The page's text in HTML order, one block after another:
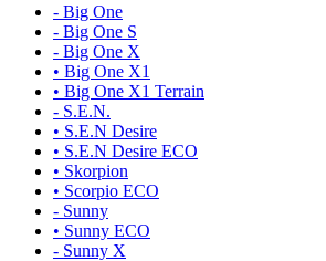
- Big One
- Big One S
- Big One X
• Big One X1
• Big One X1 Terrain
- S.E.N.
• S.E.N Desire
• S.E.N Desire ECO
• Skorpion
• Scorpio ECO
- Sunny
• Sunny ECO
- Sunny X